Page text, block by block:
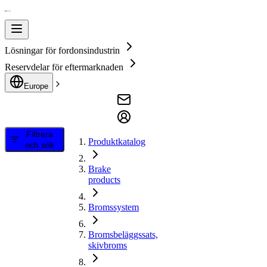
Lösningar för fordonsindustrin
Reservdelar för eftermarknaden
Europe
Filtrera
och sök
Produktkatalog
Brake
products
Bromssystem
Bromsbeläggssats,
skivbroms